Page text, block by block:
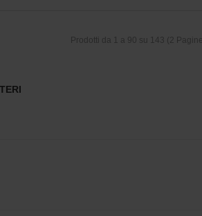
Prodotti da 1 a 90 su 143 (2